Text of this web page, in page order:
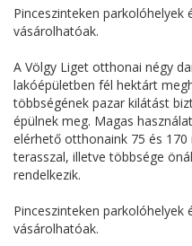
Pinceszinteken parkolóhelyek
vásárolhatóak.
A Völgy Liget otthonai négy
lakóépületben fél hektárt
többségének pazar kilátást
épülnek meg. Magas
elérhető otthonaink 75 és
terasszal, illetve többsége
rendelkezik.
Pinceszinteken parkolóhelyek
vásárolhatóak.